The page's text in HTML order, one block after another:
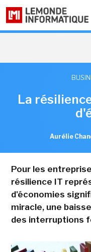
La
Aurélie
Pour les
résilience IT
d'économies
miracle, une
des interruptions